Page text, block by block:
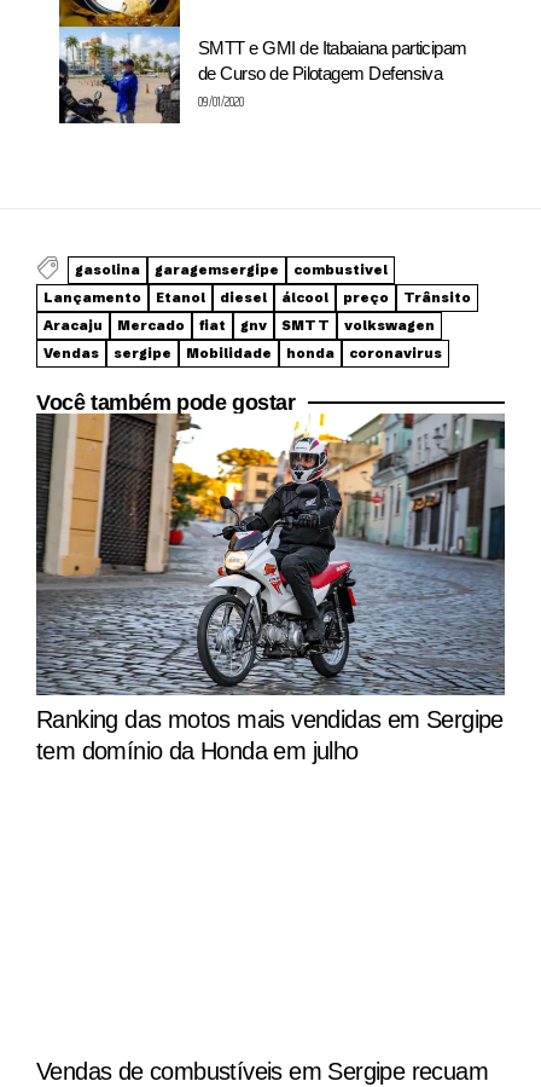
SMTT e GMI de Itabaiana participam
de Curso de Pilotagem Defensiva
09/01/2020
gasolina garagemsergipe
combustivel
Lançamento
Etanol diesel álcool preço
Trânsito
Aracaju
Mercado fiat gnv SMTT
volkswagen
Vendas
sergipe Mobilidade honda coronavirus
Você também pode gostar
Ranking das motos mais vendidas em Sergipe
tem domínio da Honda em julho
Vendas de combustíveis em Sergipe recuam